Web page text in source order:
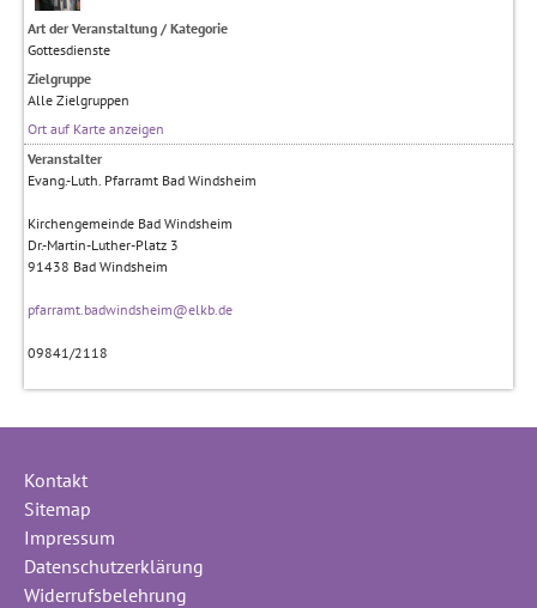
Art der Veranstaltung / Kategorie
Gottesdienste
Zielgruppe
Alle Zielgruppen
Ort auf Karte anzeigen
Veranstalter
Evang.-Luth. Pfarramt Bad Windsheim
Kirchengemeinde Bad Windsheim
Dr.-Martin-Luther-Platz 3
91438 Bad Windsheim
pfarramt.badwindsheim@elkb.de
09841/2118
Kontakt
Sitemap
Impressum
Datenschutzerklärung
Widerrufsbelehrung